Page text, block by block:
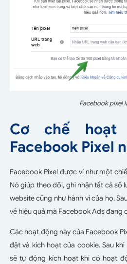
Facebook pixel
Cơ chế hoạt
Facebook Pixel
Facebook Pixel được ví như một
Nó giúp theo dõi, ghi nhận tất cả số
website cũng như hành vi của họ.
về hiệu quả mà Facebook Ads đang
Các hoạt động này của Facebook
đặt và kích hoạt của cookie. Sau
sẽ tự động kích hoạt khi có hoạt